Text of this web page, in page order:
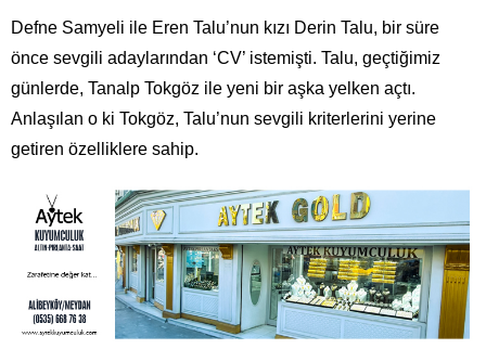
Defne Samyeli ile Eren Talu’nun kızı Derin Talu, bir süre
önce sevgili adaylarından ‘CV’ istemişti. Talu, geçtiğimiz
günlerde, Tanalp Tokgöz ile yeni bir aşka yelken açtı.
Anlaşılan o ki Tokgöz, Talu’nun sevgili kriterlerini yerine
getiren özelliklere sahip.